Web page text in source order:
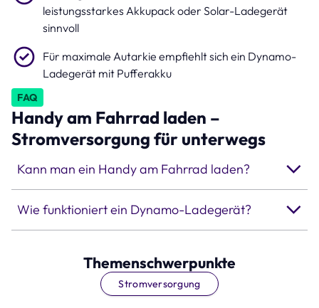
leistungsstarkes Akkupack oder Solar-Ladegerät
sinnvoll
Für maximale Autarkie empfiehlt sich ein Dynamo-
Ladegerät mit Pufferakku
FAQ
Handy am Fahrrad laden –
Stromversorgung für unterwegs
Kann man ein Handy am Fahrrad laden?
Wie funktioniert ein Dynamo-Ladegerät?
Themenschwerpunkte
Stromversorgung